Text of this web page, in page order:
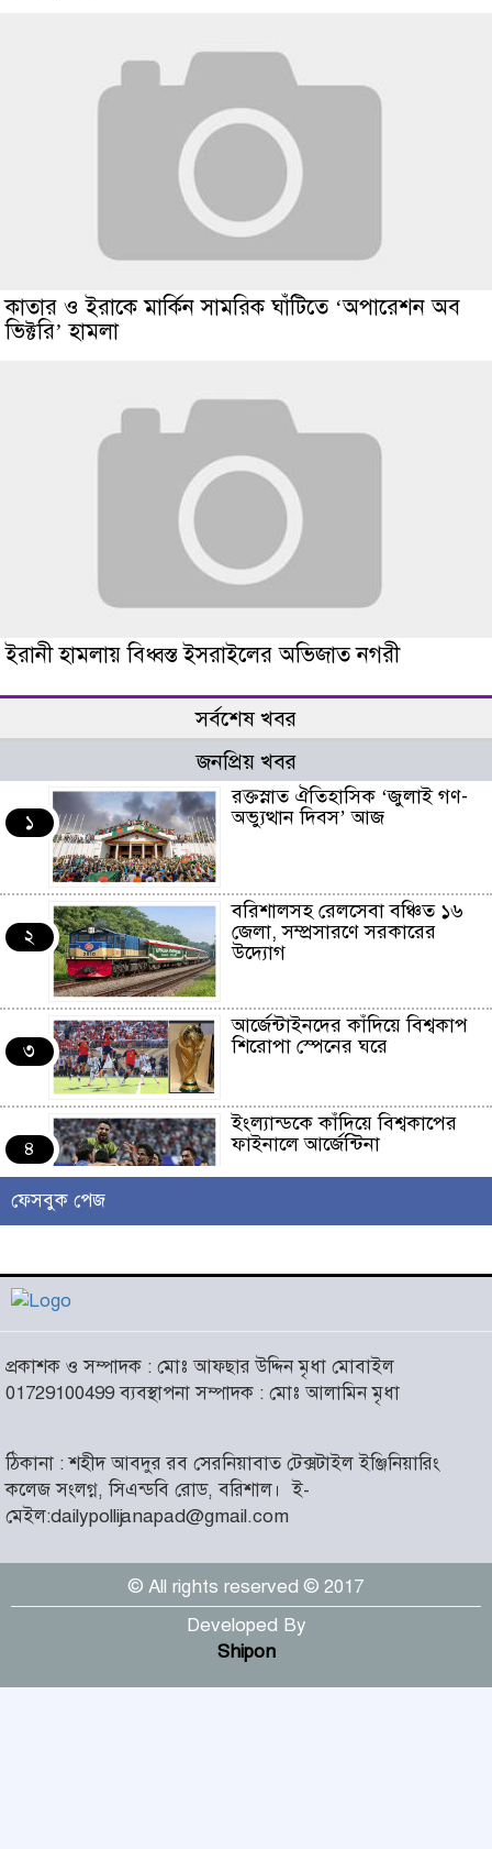
কাতার ও ইরাকে মার্কিন সামরিক ঘাঁটিতে ‘অপারেশন অব
ভিক্টরি’ হামলা
ইরানী হামলায় বিধ্বস্ত ইসরাইলের অভিজাত নগরী
সর্বশেষ খবর
জনপ্রিয় খবর
১
রক্তস্নাত ঐতিহাসিক ‌‘জুলাই গণ-
অভ্যুত্থান দিবস’ আজ
২
বরিশালসহ রেলসেবা বঞ্চিত ১৬
জেলা, সম্প্রসারণে সরকারের
উদ্যোগ
৩
আর্জেন্টাইনদের কাঁদিয়ে বিশ্বকাপ
শিরোপা স্পেনের ঘরে
৪
ইংল্যান্ডকে কাঁদিয়ে বিশ্বকাপের
ফাইনালে আর্জেন্টিনা
৫
চরমোনাই
৬
আসন্ন বাকেরগঞ্জ পৌর নির্বাচনে
নারী কাউন্সিলর পদে দোয়া চাইলেন
বিএমএসএফ নেত্রী সাবরিনা
৭
‘ইসরাইলি সেনাবাহিনী ধ্বংসের
দ্বারপ্রান্তে’ : ইরানের হামলায়
এশিয়ায় ১৩ মার্কিন ঘাঁটি ধ্বংস
দৌলতদিয়ায় বাস ডুবি : ২৪ জনের
মরদেহ উদ্ধার, অনেকেই নিখোঁজ
ফেসবুক পেজ
প্রকাশক ও সম্পাদক : মোঃ আফছার উদ্দিন মৃধা মোবাইল
01729100499 ব্যবস্থাপনা সম্পাদক : মোঃ আলামিন মৃধা
ঠিকানা : শহীদ আবদুর রব সেরনিয়াবাত টেক্সটাইল ইঞ্জিনিয়ারিং
কলেজ সংলগ্ন, সিএন্ডবি রোড, বরিশাল।ই-
মেইল:dailypollijanapad@gmail.com
© All rights reserved © 2017
Developed By
Shipon